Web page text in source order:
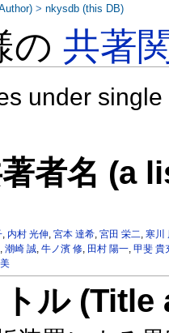
の共著
under
者名 (a
, 内村 光伸,宮本 達希,宮田 栄二,寒川
, 潮崎 誠, 牛ノ濱 修, 田村 陽一, 甲斐 貴
ル
>nkysdb (this DB)